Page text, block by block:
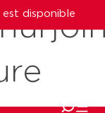
est disponible